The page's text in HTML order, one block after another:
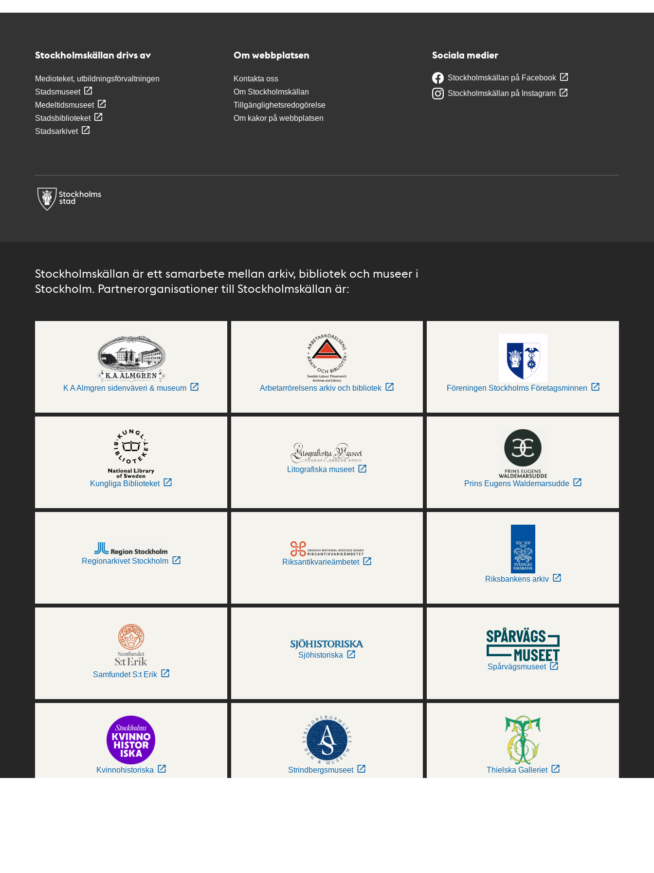
Stockholmskällan drivs av
Medioteket, utbildningsförvaltningen
Stadsmuseet
Medeltidsmuseet
Stadsbiblioteket
Stadsarkivet
Om webbplatsen
Kontakta oss
Om Stockholmskällan
Tillgänglighetsredogörelse
Om kakor på webbplatsen
Sociala medier
Stockholmskällan på Facebook
Stockholmskällan på Instagram
Stockholmskällan är ett samarbete mellan arkiv, bibliotek och museer i
Stockholm. Partnerorganisationer till Stockholmskällan är:
K A Almgren sidenväveri & museum Arbetarrörelsens arkiv och bibliotek Föreningen Stockholms Företagsminnen
Kungliga Biblioteket
Litografiska museet
Prins Eugens Waldemarsudde
Regionarkivet Stockholm Riksantikvarieämbetet
Riksbankens arkiv
Samfundet S:t Erik
Sjöhistoriska
Spårvägsmuseet
Kvinnohistoriska Strindbergsmuseet Thielska Galleriet